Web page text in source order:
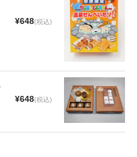
¥648(税込)
¥648(税込)